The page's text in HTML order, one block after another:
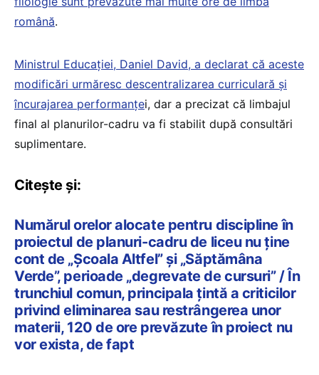
română.
Ministrul Educației, Daniel David, a declarat că aceste
modificări urmăresc descentralizarea curriculară și
încurajarea performanței, dar a precizat că limbajul
final al planurilor-cadru va fi stabilit după consultări
suplimentare.
Citește și:
Numărul orelor alocate pentru discipline în
proiectul de planuri-cadru de liceu nu ține
cont de „Școala Altfel” și „Săptămâna
Verde”, perioade „degrevate de cursuri” / În
trunchiul comun, principala țintă a criticilor
privind eliminarea sau restrângerea unor
materii, 120 de ore prevăzute în proiect nu
vor exista, de fapt